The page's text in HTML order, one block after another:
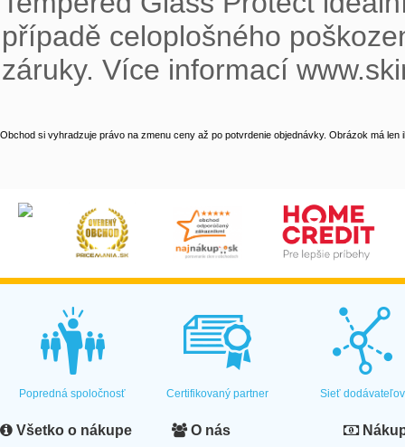
případě celoplošného
záruky. Více informací
Obchod si vyhradzuje právo na zmenu ceny až po potvrdenie objednávky. Obrázok má len
Popredná spoločnosť Certifikovaný partner Sieť dodávateľov
Všetko o nákupe O nás